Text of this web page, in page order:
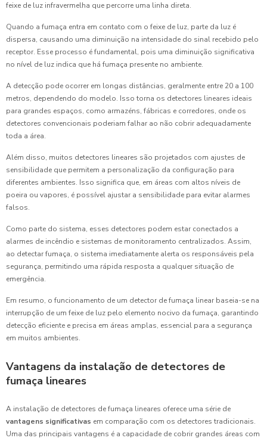
feixe de luz infravermelha que percorre uma linha direta.
Quando a fumaça entra em contato com o feixe de luz, parte da luz é
dispersa, causando uma diminuição na intensidade do sinal recebido pelo
receptor. Esse processo é fundamental, pois uma diminuição significativa
no nível de luz indica que há fumaça presente no ambiente.
A detecção pode ocorrer em longas distâncias, geralmente entre 20 a 100
metros, dependendo do modelo. Isso torna os detectores lineares ideais
para grandes espaços, como armazéns, fábricas e corredores, onde os
detectores convencionais poderiam falhar ao não cobrir adequadamente
toda a área.
Além disso, muitos detectores lineares são projetados com ajustes de
sensibilidade que permitem a personalização da configuração para
diferentes ambientes. Isso significa que, em áreas com altos níveis de
poeira ou vapores, é possível ajustar a sensibilidade para evitar alarmes
falsos.
Como parte do sistema, esses detectores podem estar conectados a
alarmes de incêndio e sistemas de monitoramento centralizados. Assim,
ao detectar fumaça, o sistema imediatamente alerta os responsáveis pela
segurança, permitindo uma rápida resposta a qualquer situação de
emergência.
Em resumo, o funcionamento de um detector de fumaça linear baseia-se na
interrupção de um feixe de luz pelo elemento nocivo da fumaça, garantindo
detecção eficiente e precisa em áreas amplas, essencial para a segurança
em muitos ambientes.
Vantagens da instalação de detectores de
fumaça lineares
A instalação de detectores de fumaça lineares oferece uma série de
vantagens significativas em comparação com os detectores tradicionais.
Uma das principais vantagens é a capacidade de cobrir grandes áreas com